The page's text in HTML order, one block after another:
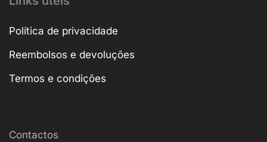
Política de privacidade
Reembolsos e devoluções
Termos e condições
Contactos